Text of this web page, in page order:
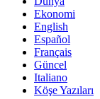
Ekonomi
English
Español
Français
Güncel
Italiano
Köşe Yazıları